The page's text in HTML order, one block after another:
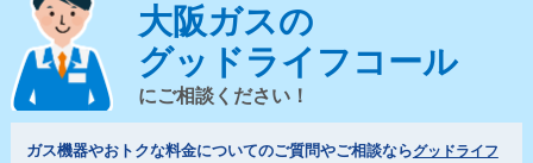
大阪ガスの
グッドライフコール
にご相談ください！
ガス機器やおトクな料金についてのご質問やご相談ならグッドライフ